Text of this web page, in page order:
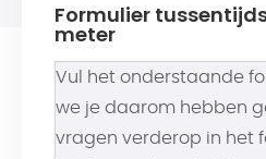
Formulier
meter
Vul het onderstaande
we je daarom hebben
vragen verderop in het